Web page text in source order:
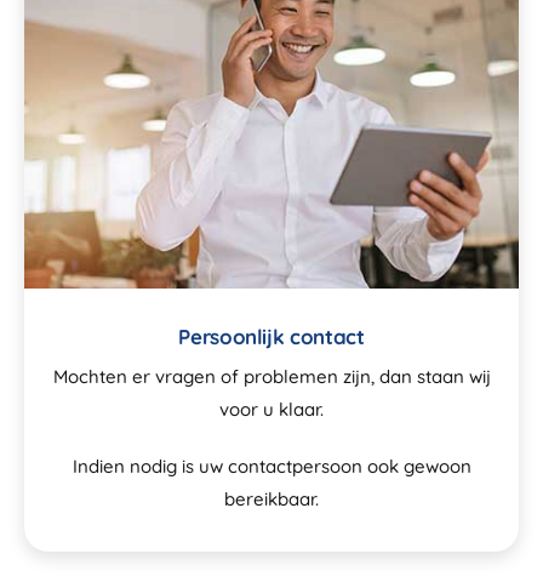
Persoonlijk contact
Mochten er vragen of problemen zijn, dan staan wij
voor u klaar.
Indien nodig is uw contactpersoon ook gewoon
bereikbaar.